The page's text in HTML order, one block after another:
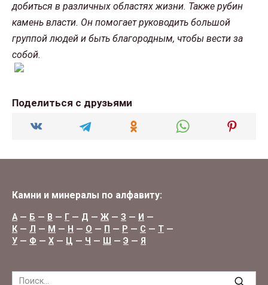
добиться в различных областях жизни. Также рубин
камень власти. Он помогает руководить большой
группой людей и быть благородным, чтобы вести за
собой.
Поделиться с друзьями
Камни и минералы по алфавиту:
А— Б — В — Г — Д — Ж — З — И —
К — Л — М — Н — О — П — Р — С — Т —
У — Ф — Х — Ц — Ч — Ш — Э — Я
Search